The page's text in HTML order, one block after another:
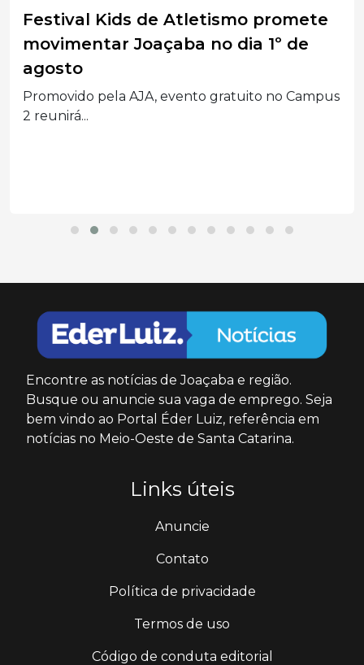
Festival Kids de Atletismo promete
movimentar Joaçaba no dia 1º de
agosto
Promovido pela AJA, evento gratuito no Campus
2 reunirá...
Encontre as notícias de Joaçaba e região.
Busque ou anuncie sua vaga de emprego. Seja
bem vindo ao Portal Éder Luiz, referência em
notícias no Meio-Oeste de Santa Catarina.
Links úteis
Anuncie
Contato
Política de privacidade
Termos de uso
Código de conduta editorial